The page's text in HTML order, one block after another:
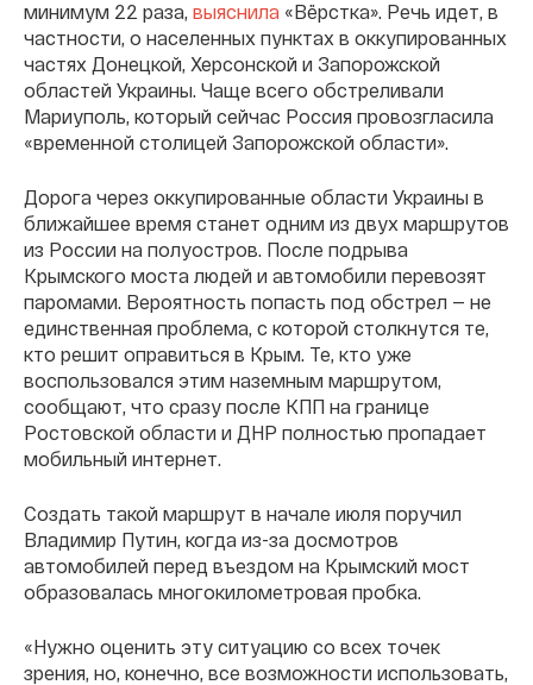
минимум 22 раза, выяснила «Вёрстка». Речь идет, в
частности, о населенных пунктах в оккупированных
частях Донецкой, Херсонской и Запорожской
областей Украины. Чаще всего обстреливали
Мариуполь, который сейчас Россия провозгласила
«временной столицей Запорожской области».
Дорога через оккупированные области Украины в
ближайшее время станет одним из двух маршрутов
из России на полуостров. После подрыва
Крымского моста людей и автомобили перевозят
паромами. Вероятность попасть под обстрел — не
единственная проблема, с которой столкнутся те,
кто решит оправиться в Крым. Те, кто уже
воспользовался этим наземным маршрутом,
сообщают, что сразу после КПП на границе
Ростовской области и ДНР полностью пропадает
мобильный интернет.
Создать такой маршрут в начале июля поручил
Владимир Путин, когда из-за досмотров
автомобилей перед въездом на Крымский мост
образовалась многокилометровая пробка.
«Нужно оценить эту ситуацию со всех точек
зрения, но, конечно, все возможности использовать,